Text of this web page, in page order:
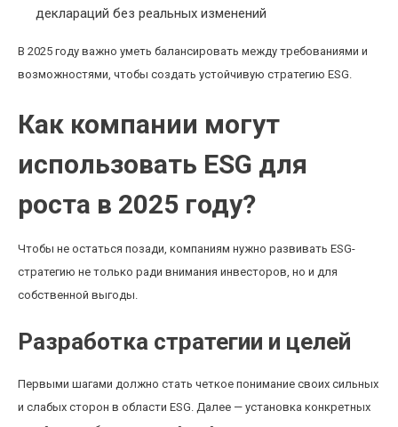
деклараций без реальных изменений
В 2025 году важно уметь балансировать между требованиями и
возможностями, чтобы создать устойчивую стратегию ESG.
Как компании могут
использовать ESG для
роста в 2025 году?
Чтобы не остаться позади, компаниям нужно развивать ESG-
стратегию не только ради внимания инвесторов, но и для
собственной выгоды.
Разработка стратегии и целей
Первыми шагами должно стать четкое понимание своих сильных
и слабых сторон в области ESG. Далее — установка конкретных